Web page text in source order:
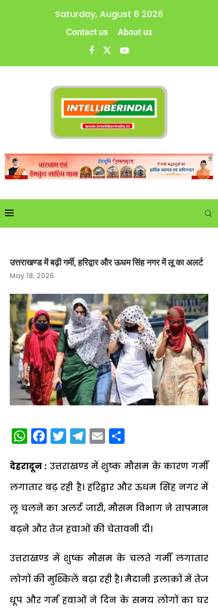
Saturday, August 8 2026
Contact us About us
उत्तराखण्ड में बढ़ी गर्मी, हरिद्वार और ऊधम सिंह नगर में लू का अलर्ट
May 18, 2026
WhatsApp
Facebook
Twitter
Telegram
Email
देहरादून : उत्तराखण्ड में शुष्क मौसम के कारण गर्मी
लगातार बढ़ रही है। हरिद्वार और ऊधम सिंह नगर में
लू चलने का अलर्ट जारी, मौसम विभाग ने तापमान
बढ़ने और तेज हवाओं की चेतावनी दी।
उत्तराखण्ड में शुष्क मौसम के चलते गर्मी लगातार
लोगों की मुश्किलें बढ़ा रही है। मैदानी इलाकों में तेज
धूप और गर्म हवाओं ने दिन के समय लोगों का घर